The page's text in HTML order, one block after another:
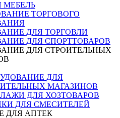
МЕБЕЛЬ
ТОРГОВОГО
ДЛЯ ТОРГОВЛИ
ДЛЯ СПОРТТОВАРОВ
ДЛЯ СТРОИТЕЛЬНЫХ
ДЛЯ
МАГАЗИНОВ
ДЛЯ ХОЗТОВАРОВ
ДЛЯ СМЕСИТЕЛЕЙ
ДЛЯ АПТЕК